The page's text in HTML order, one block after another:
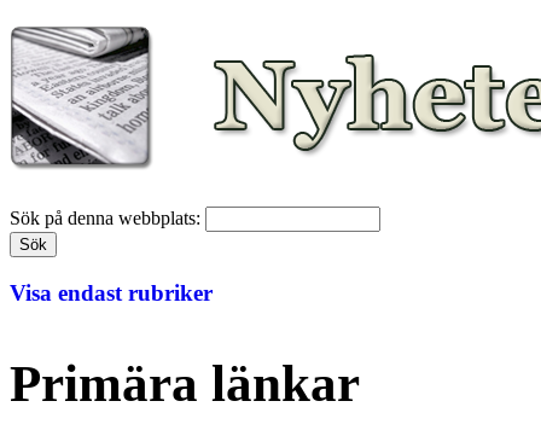
Sök på denna webbplats:
Visa endast rubriker
Primära länkar